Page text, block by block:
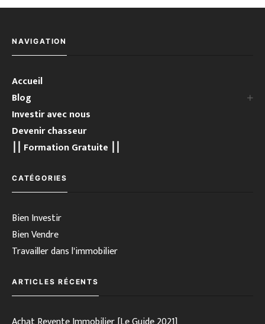
NAVIGATION
Accueil
Blog
Investir avec nous
Devenir chasseur
⎮⎮ Formation Gratuite ⎮⎮
CATÉGORIES
Bien Investir
Bien Vendre
Travailler dans l'immobilier
ARTICLES RÉCENTS